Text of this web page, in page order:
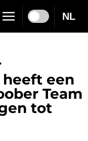
NL
heeft een
Team
tot